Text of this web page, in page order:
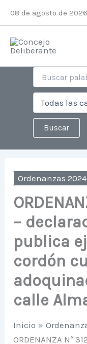
contenido
08 de agosto de 2026
Ordenanzas 2024
–
publica
cordón
calle
Inicio
ORDENANZA N°